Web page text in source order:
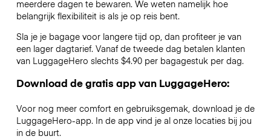
meerdere dagen te bewaren. We weten namelijk hoe
belangrijk flexibiliteit is als je op reis bent.
Sla je je bagage voor langere tijd op, dan profiteer je van
een lager dagtarief. Vanaf de tweede dag betalen klanten
van LuggageHero slechts $4.90 per bagagestuk per dag.
Download de gratis app van LuggageHero:
Voor nog meer comfort en gebruiksgemak, download je de
LuggageHero-app. In de app vind je al onze locaties bij jou
in de buurt.